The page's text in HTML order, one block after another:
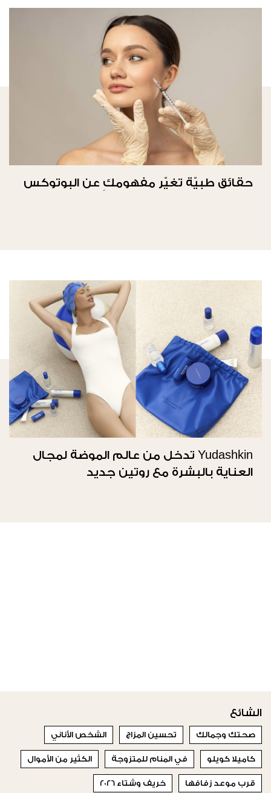
حقائق طبيّة تغيّر مفهومكِ عن البوتوكس
Yudashkin تدخل من عالم الموضة لمجال
العناية بالبشرة مع روتين جديد
الشائع
صحتك وجمالك تحسين المزاج الشخص الأناني
كاميلا كويلو في المنام للمتزوجة الكثير من الأموال
قرب موعد زفافها خريف وشتاء 2026